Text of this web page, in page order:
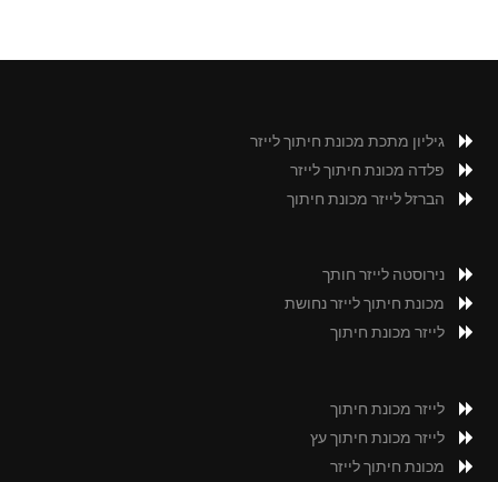
גיליון מתכת מכונת חיתוך לייזר
פלדה מכונת חיתוך לייזר
הברזל לייזר מכונת חיתוך
נירוסטה לייזר חותך
מכונת חיתוך לייזר נחושת
לייזר מכונת חיתוך
לייזר מכונת חיתוך
לייזר מכונת חיתוך עץ
מכונת חיתוך לייזר